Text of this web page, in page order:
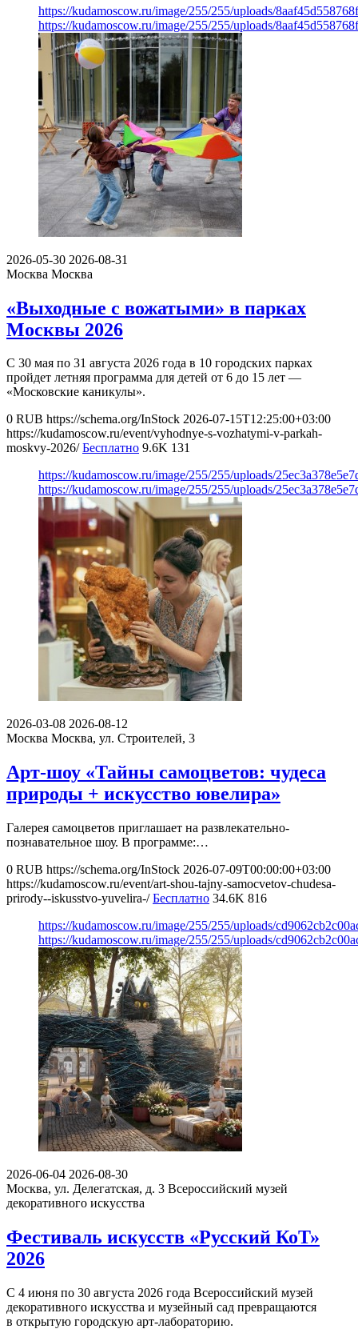
https://kudamoscow.ru/image/255/255/uploads/
https://kudamoscow.ru/image/255/255/uploads/
2026-05-30 2026-08-31
Москва Москва
«Выходные с вожатыми» в парках
Москвы 2026
С 30 мая по 31 августа 2026 года в 10 городских парках
пройдет летняя программа для детей от 6 до 15 лет —
«Московские каникулы».
0 RUB https://schema.org/InStock 2026-07-15T12:25:00+03:00
https://kudamoscow.ru/event/vyhodnye-s-vozhatymi-v-parkah-
moskvy-2026/ Бесплатно 9.6K 131
https://kudamoscow.ru/image/255/255/uploads/
https://kudamoscow.ru/image/255/255/uploads/
2026-03-08 2026-08-12
Москва Москва, ул. Строителей, 3
Арт-шоу «Тайны самоцветов: чудеса
природы + искусство ювелира»
Галерея самоцветов приглашает на развлекательно-
познавательное шоу. В программе:…
0 RUB https://schema.org/InStock 2026-07-09T00:00:00+03:00
https://kudamoscow.ru/event/art-shou-tajny-samocvetov-chudesa-
prirody--iskusstvo-yuvelira-/ Бесплатно 34.6K 816
https://kudamoscow.ru/image/255/255/uploads/
https://kudamoscow.ru/image/255/255/uploads/
2026-06-04 2026-08-30
Москва, ул. Делегатская, д. 3 Всероссийский музей
декоративного искусства
Фестиваль искусств «Русский КоТ»
2026
С 4 июня по 30 августа 2026 года Всероссийский музей
декоративного искусства и музейный сад превращаются
в открытую городскую арт-лабораторию.